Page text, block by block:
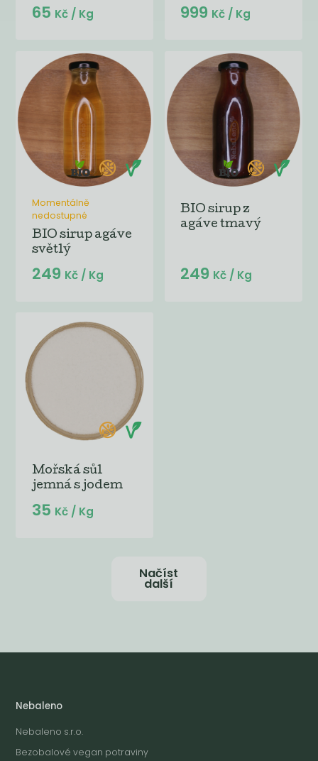
65 Kč / Kg 999 Kč / Kg
Momentálně
nedostupné
BIO sirup agáve
světlý
249 Kč / Kg
BIO sirup z
agáve tmavý
249 Kč / Kg
Mořská sůl
jemná s jodem
35 Kč / Kg
Načíst
další
Nebaleno
Nebaleno s.r.o.
Bezobalové vegan potraviny